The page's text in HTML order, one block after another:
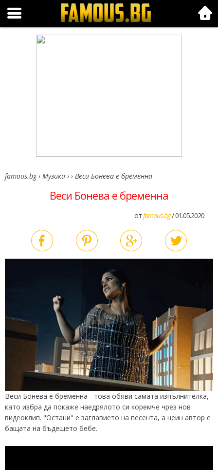
Folk.bg
famous.bg › Музика › › Веси Бонева е бременна
Веси Бонева е бременна
отfamous.bg/ 01.05.2020
Веси Бонева е бременна - това обяви самата изпълнителка,
като избра да покаже наедрялото си коремче чрез нов
видеоклип. "Остани" е заглавието на песента, а неин автор е
бащата на бъдещето бебе.